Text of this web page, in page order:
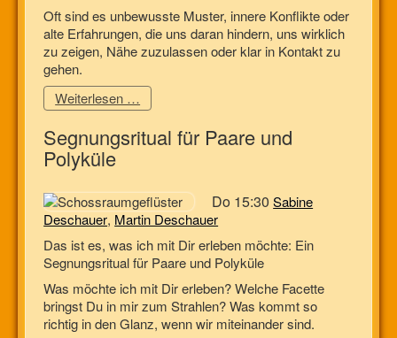
Oft sind es unbewusste Muster, innere Konflikte oder
alte Erfahrungen, die uns daran hindern, uns wirklich
zu zeigen, Nähe zuzulassen oder klar in Kontakt zu
gehen.
Weiterlesen …
Segnungsritual für Paare und
Polyküle
Do 15:30Sabine
Deschauer, Martin Deschauer
Das ist es, was ich mit Dir erleben möchte: Ein
Segnungsritual für Paare und Polyküle
Was möchte ich mit Dir erleben? Welche Facette
bringst Du in mir zum Strahlen? Was kommt so
richtig in den Glanz, wenn wir miteinander sind.